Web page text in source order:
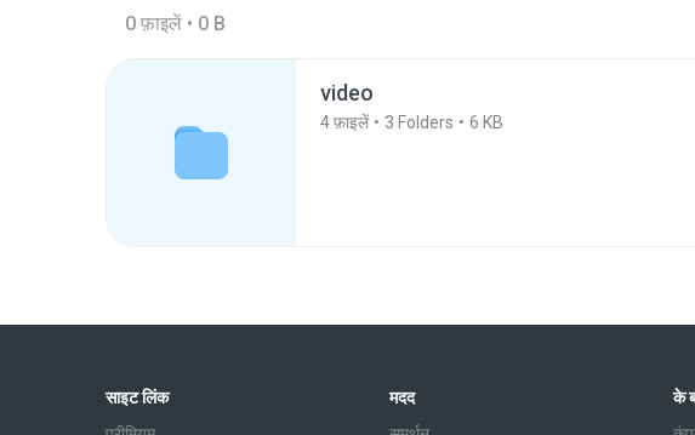
0 फ़ाइलें • 0 B
video
4फ़ाइलें 3 Folders 6 KB
साइट लिंक
मदद
के